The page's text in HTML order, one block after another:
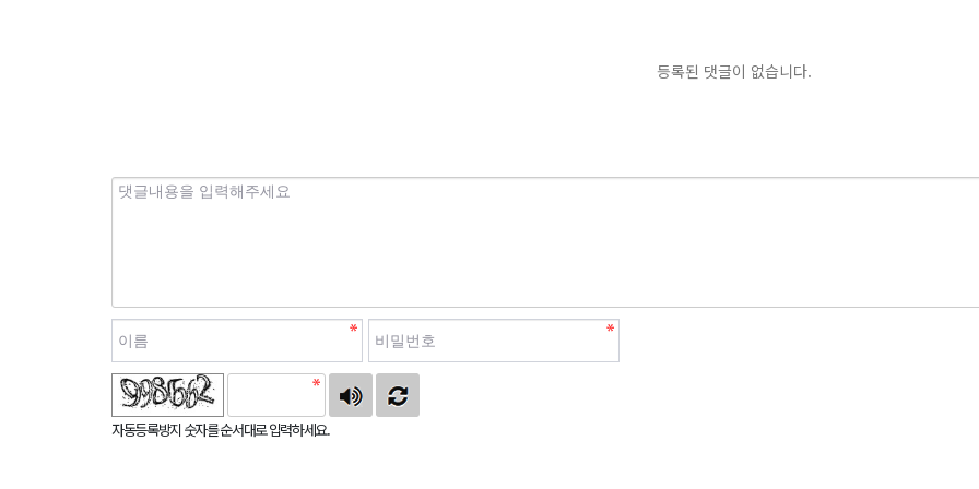
등록된 댓글이 없습니다.
필
수
필
수
자동등록방지
자동등록방지 숫자를 순서대로 입력하세요.